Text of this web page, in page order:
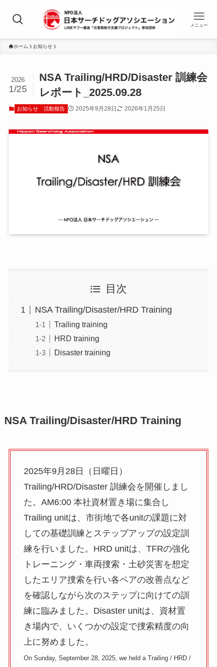
メニュー
ホーム お知らせ
NSA Trailing/HRD/Disaster 訓練会
レポート_2025.09.28
2026
1/25
お知らせ 活動報告 2025年9月28日 2026年1月25日
目次
NSA Trailing/Disaster/HRD Training
Trailing training
HRD training
Disaster training
NSA Trailing/Disaster/HRD Training
2025年9月28日（日曜日）
Trailing/HRD/Disaster 訓練会を開催しまし
た。AM6:00 本社資材置き場に集合し
Trailing unitは、市街地で各unitの課題に対
しての基礎訓練とステップアップの設定訓
練を行いました。HRD unitは、TFRの強化
トレーニング・車両捜索・土砂災害を想定
したエリア捜索を行い各ペアの改善点など
を確認しながら次のステップに向けての訓
練に臨みました。Disaster unitは、資材置
き場内で、いくつかの設定で捜索精度の向
上に努めました。
On Sunday, September 28, 2025, we held a Trailing / HRD /